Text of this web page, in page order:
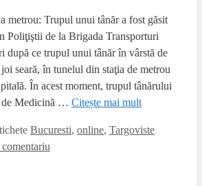
metrou: Trupul unui tânăr a fost găsit
Poliţiştii de la Brigada Transporturi
după ce trupul unui tânăr în vârstă de
seară, în tunelul din staţia de metrou
În acest moment, trupul tânărului
de Medicină … Citește mai mult
Bucuresti, online, Targoviste